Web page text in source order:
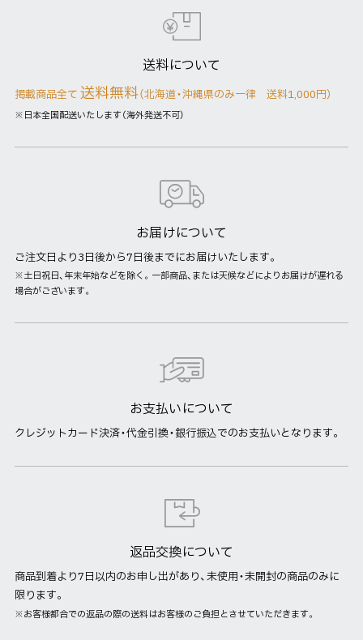
送料について
掲載商品全て 送料無料（北海道・沖縄県のみ一律 送料1,000円）
※日本全国配送いたします（海外発送不可）
お届けについて
ご注文日より3日後から7日後までにお届けいたします。
※土日祝日、年末年始などを除く。一部商品、または天候などによりお届けが遅れる
場合がございます。
お支払いについて
クレジットカード決済・代金引換・銀行振込でのお支払いとなります。
返品交換について
商品到着より7日以内のお申し出があり、未使用・未開封の商品のみに
限ります。
※お客様都合での返品の際の送料はお客様のご負担とさせていただきます。